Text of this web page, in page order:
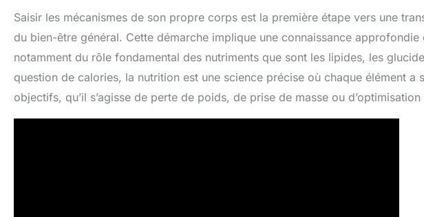
Saisir les mécanismes de son propre corps est la première étape vers une
du bien-être général. Cette démarche implique une connaissance approfondie
notamment du rôle fondamental des nutriments que sont les lipides, les
question de calories, la nutrition est une science précise où chaque élément a
objectifs, qu’il s’agisse de perte de poids, de prise de masse ou